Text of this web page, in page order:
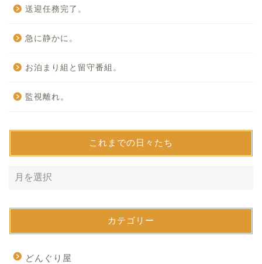
送迎任務完了。
急に静かに。
お泊まり組と留守番組。
監視離れ。
これまでの日々たち
カテゴリー
どんぐり屋